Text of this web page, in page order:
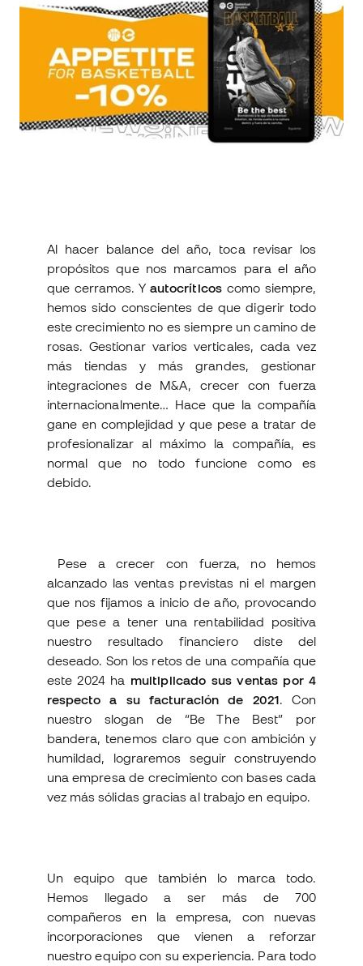
Al hacer balance del año, toca revisar los
propósitos que nos marcamos para el año
que cerramos. Y autocríticoscomo siempre,
hemos sido conscientes de que digerir todo
este crecimiento no es siempre un camino de
rosas. Gestionar varios verticales, cada vez
más tiendas y más grandes, gestionar
integraciones de M&A, crecer con fuerza
internacionalmente… Hace que la compañía
gane en complejidad y que pese a tratar de
profesionalizar al máximo la compañía, es
normal que no todo funcione como es
debido.
Pese a crecer con fuerza, no hemos
alcanzado las ventas previstas ni el margen
que nos fijamos a inicio de año, provocando
que pese a tener una rentabilidad positiva
nuestro resultado financiero diste del
deseado. Son los retos de una compañía que
este 2024 ha multiplicado sus ventas por 4
respecto a su facturación de 2021 . Con
nuestro slogan de “Be The Best” por
bandera, tenemos claro que con ambición y
humildad, lograremos seguir construyendo
una empresa de crecimiento con bases cada
vez más sólidas gracias al trabajo en equipo.
Un equipo que también lo marca todo.
Hemos llegado a ser más de 700
compañeros en la empresa, con nuevas
incorporaciones que vienen a reforzar
nuestro equipo con su experiencia. Para todo